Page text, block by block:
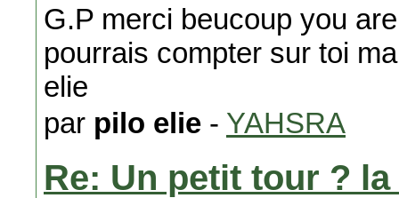
G.P merci beucoup you
pourrais compter sur toi
elie
par pilo elie - YAHSRA
Re: Un petit tour ?